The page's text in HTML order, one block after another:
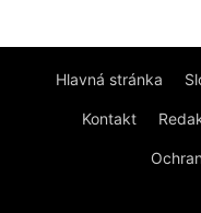
Hlavná stránka
Kontakt